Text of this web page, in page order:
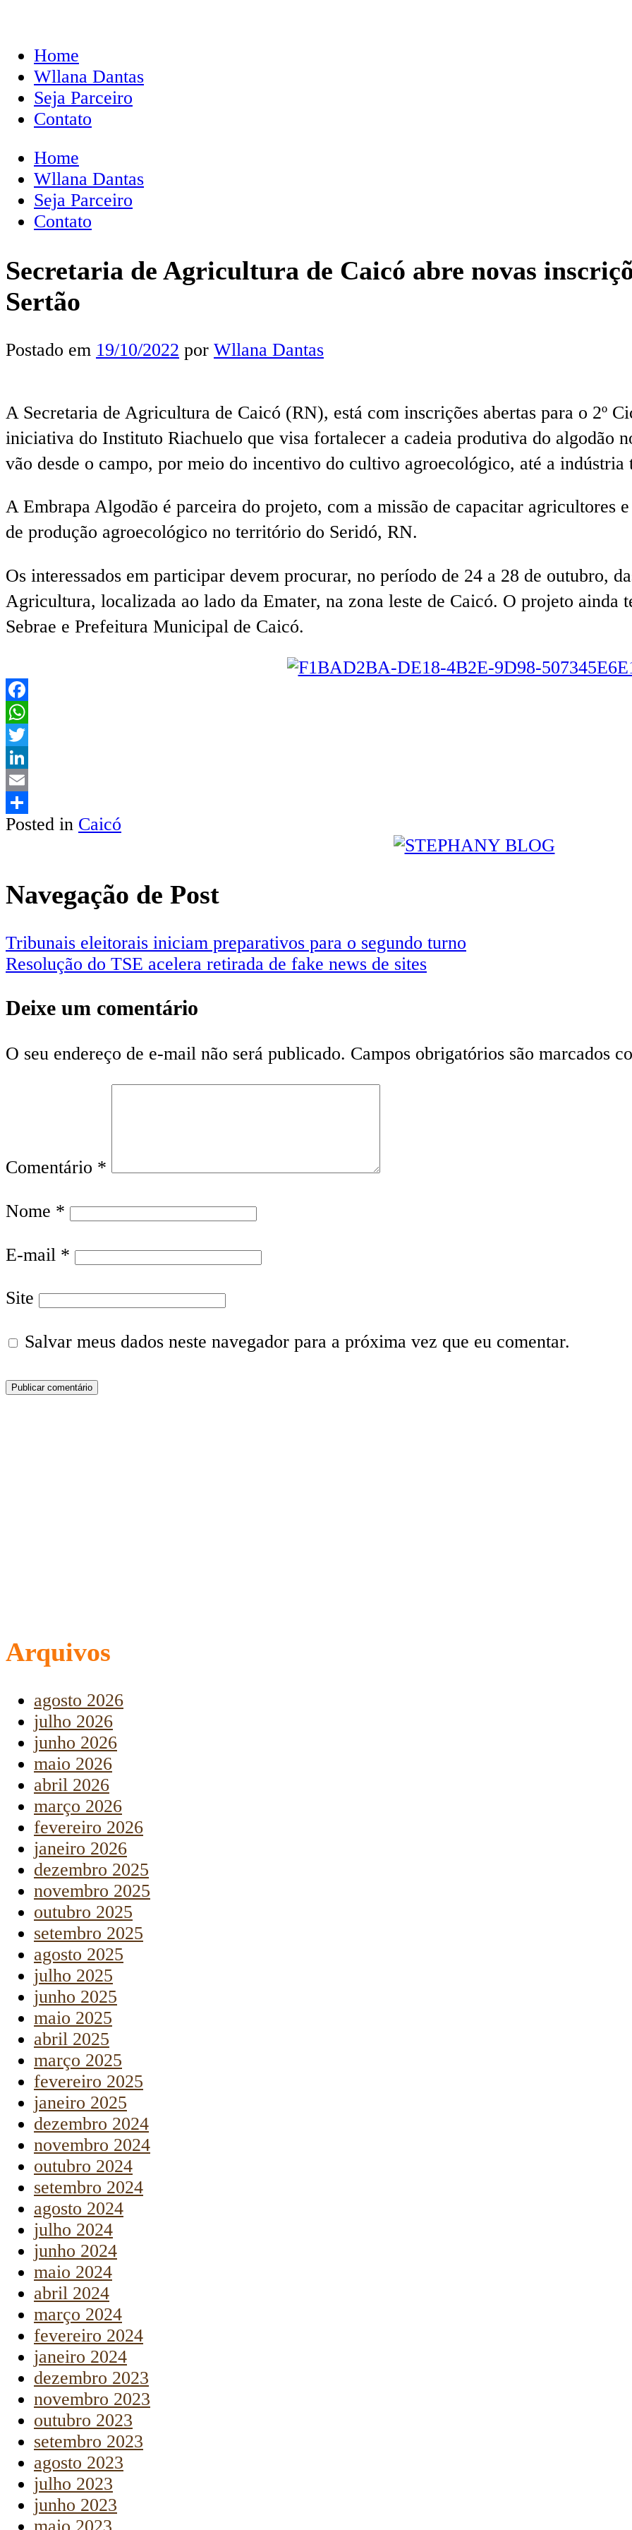
Home
Wllana Dantas
Seja Parceiro
Contato
Home
Wllana Dantas
Seja Parceiro
Contato
Secretaria de Agricultura de Caicó abre novas
Sertão
Postado em 19/10/2022 por Wllana Dantas
A Secretaria de Agricultura de Caicó (RN), está com inscrições abertas para o 2º
iniciativa do Instituto Riachuelo que visa fortalecer a cadeia produtiva do algodão
vão desde o campo, por meio do incentivo do cultivo agroecológico, até a indústria
A Embrapa Algodão é parceira do projeto, com a missão de capacitar agricultores
de produção agroecológico no território do Seridó, RN.
Os interessados em participar devem procurar, no período de 24 a 28 de outubro,
Agricultura, localizada ao lado da Emater, na zona leste de Caicó. O projeto ainda
Sebrae e Prefeitura Municipal de Caicó.
Facebook
WhatsApp
Twitter
LinkedIn
Email
Share
Posted in Caicó
Navegação de Post
Tribunais eleitorais iniciam preparativos para o segundo turno
Resolução do TSE acelera retirada de fake news de sites
Deixe um comentário
O seu endereço de e-mail não será publicado. Campos obrigatórios são marcados
Comentário *
Nome *
E-mail *
Site
Salvar meus dados neste navegador para a próxima vez que eu comentar.
Arquivos
agosto 2026
julho 2026
junho 2026
maio 2026
abril 2026
março 2026
fevereiro 2026
janeiro 2026
dezembro 2025
novembro 2025
outubro 2025
setembro 2025
agosto 2025
julho 2025
junho 2025
maio 2025
abril 2025
março 2025
fevereiro 2025
janeiro 2025
dezembro 2024
novembro 2024
outubro 2024
setembro 2024
agosto 2024
julho 2024
junho 2024
maio 2024
abril 2024
março 2024
fevereiro 2024
janeiro 2024
dezembro 2023
novembro 2023
outubro 2023
setembro 2023
agosto 2023
julho 2023
junho 2023